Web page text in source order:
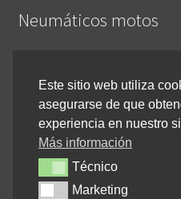
Neumáticos motos
Inicio
Cómo comprar online
Devoluciones y reembolsos
Cancelar pedido
Este sitio web utiliza
asegurarse de que
experiencia en nuestro
Más información
TécnicoTécnico
MarketingMarketing